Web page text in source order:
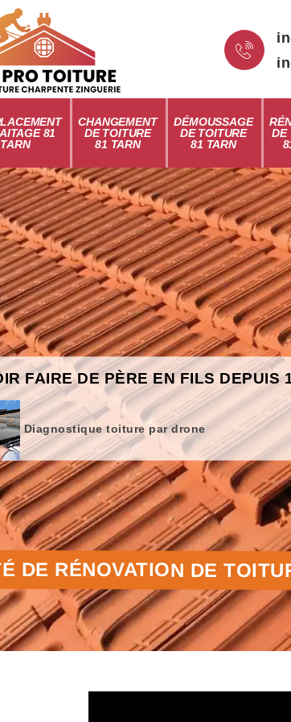
81
TARN
CHANGEMENT
DE TOITURE
81 TARN
DÉMOUSSAGE
DE TOITURE
81 TARN
DE
FAIRE DE PÈRE EN FILS DEPUIS
Diagnostique toiture par drone
DE RÉNOVATION DE